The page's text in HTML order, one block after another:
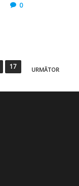
0
17 URMĂTOR